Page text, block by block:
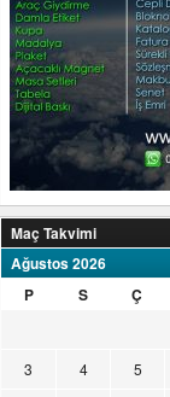
Maç Takvimi
Ağustos 2026
P
S Ç
3
4 5